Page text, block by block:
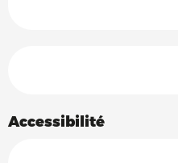
Accessibilité